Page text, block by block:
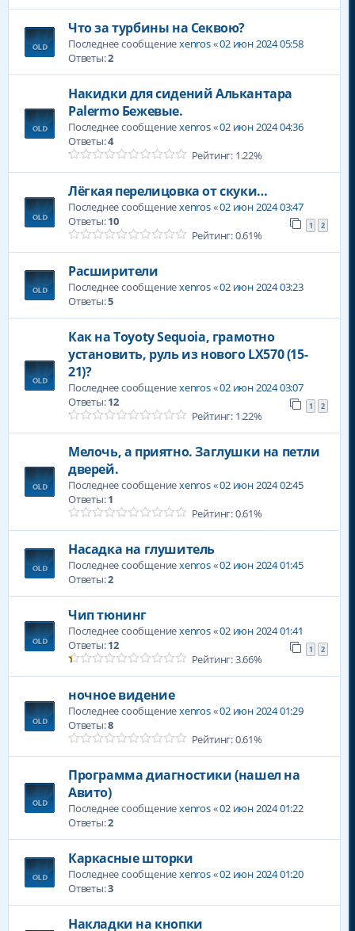
Что за турбины на Секвою?
Последнее сообщениеxenros«02 июн 2024 05:58
Ответы:2
Накидки для сидений Алькантара
Palermo Бежевые.
Последнее сообщениеxenros«02 июн 2024 04:36
Ответы:4
Рейтинг: 1.22%
Лёгкая перелицовка от скуки…
Последнее сообщениеxenros«02 июн 2024 03:47
Ответы:10 1 2
Рейтинг: 0.61%
Расширители
Последнее сообщениеxenros«02 июн 2024 03:23
Ответы:5
Как на Тoyotу Sequoia, грамотно
установить, руль из нового LX570 (15-
21)?
Последнее сообщениеxenros«02 июн 2024 03:07
Ответы:12 1 2
Рейтинг: 1.22%
Мелочь, а приятно. Заглушки на петли
дверей.
Последнее сообщениеxenros«02 июн 2024 02:45
Ответы:1
Рейтинг: 0.61%
Насадка на глушитель
Последнее сообщениеxenros«02 июн 2024 01:45
Ответы:2
Чип тюнинг
Последнее сообщениеxenros«02 июн 2024 01:41
Ответы:12 1 2
Рейтинг: 3.66%
ночное видение
Последнее сообщениеxenros«02 июн 2024 01:29
Ответы:8
Рейтинг: 0.61%
Программа диагностики (нашел на
Авито)
Последнее сообщениеxenros«02 июн 2024 01:22
Ответы:2
Каркасные шторки
Последнее сообщениеxenros«02 июн 2024 01:20
Ответы:3
Накладки на кнопки